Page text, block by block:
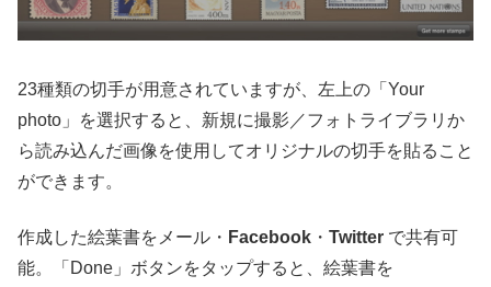
23種類の切手が用意されていますが、左上の「Your
photo」を選択すると、新規に撮影／フォトライブラリか
ら読み込んだ画像を使用してオリジナルの切手を貼ること
ができます。
作成した絵葉書をメール・ Facebook ・ Twitter で共有可
能。「Done」ボタンをタップすると、絵葉書を